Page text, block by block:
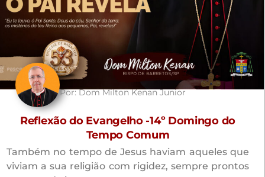
de
Por:Dom Milton Kenan Junior
Reflexão do Evangelho -14º Domingo do
Tempo Comum
Também no tempo de Jesus haviam aqueles que
viviam a sua religião com rigidez, sempre prontos